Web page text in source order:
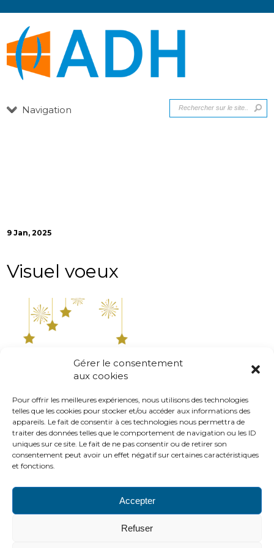
Gérer le consentement
aux cookies
Pour offrir les meilleures expériences, nous utilisons des technologies
telles que les cookies pour stocker et/ou accéder aux informations des
appareils. Le fait de consentir à ces technologies nous permettra de
traiter des données telles que le comportement de navigation ou les ID
uniques sur ce site. Le fait de ne pas consentir ou de retirer son
consentement peut avoir un effet négatif sur certaines caractéristiques
et fonctions.
Accepter
Refuser
Navigation
9 Jan, 2025
Visuel voeux